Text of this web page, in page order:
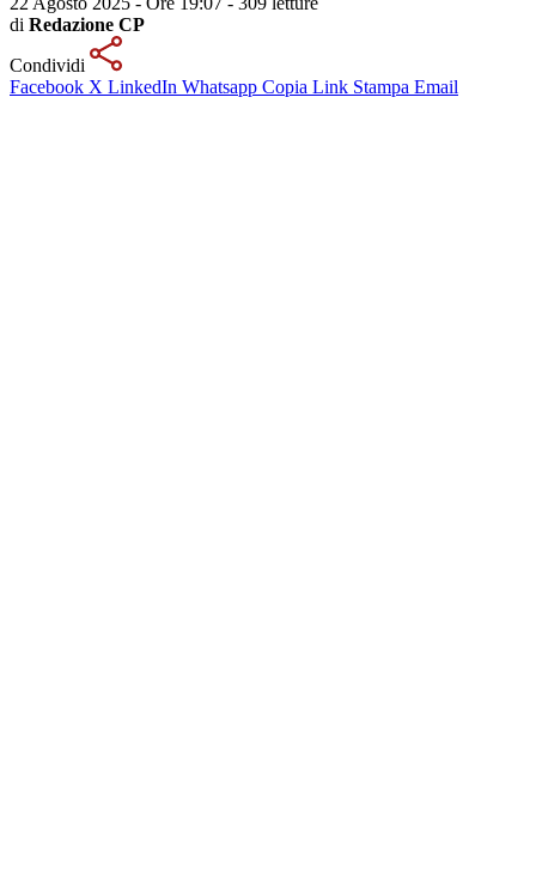
di Redazione CP
Condividi
Facebook X LinkedIn Whatsapp Copia Link Stampa Email